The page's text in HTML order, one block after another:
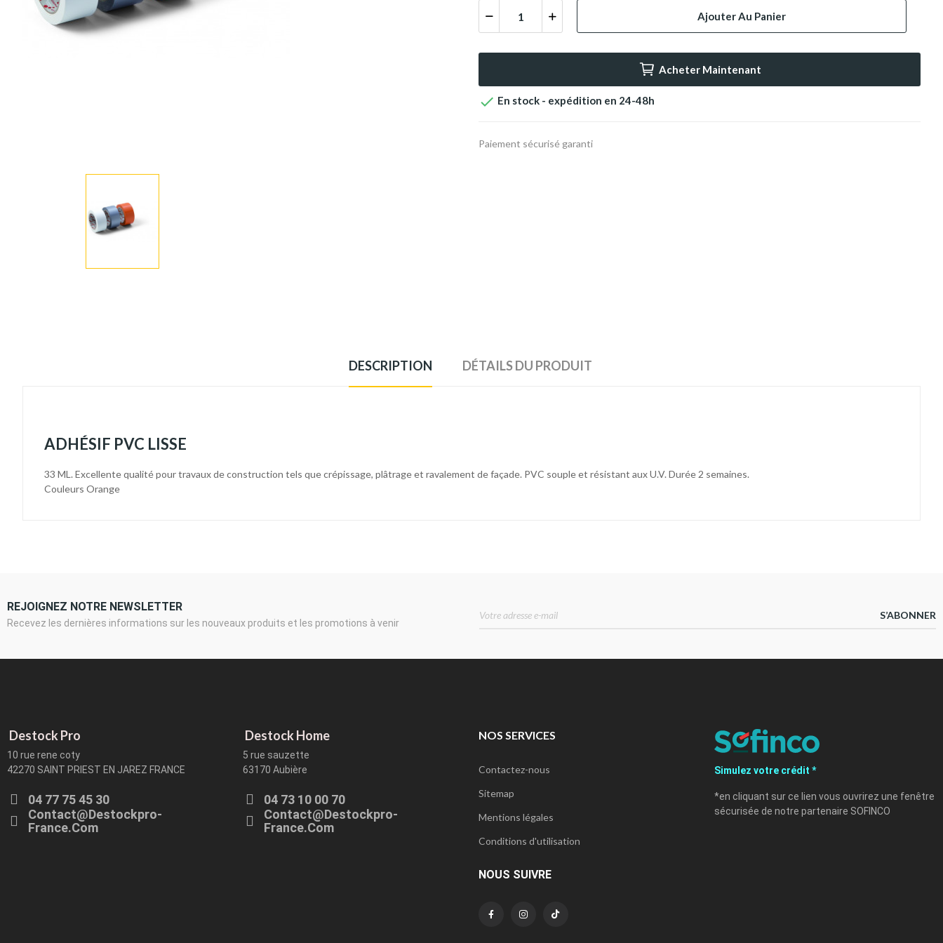
Ajouter Au Panier
Acheter Maintenant
 En stock - expédition en 24-48h
Paiement sécurisé garanti
DESCRIPTION DÉTAILS DU PRODUIT
ADHÉSIF PVC LISSE
33 ML. Excellente qualité pour travaux de construction tels que crépissage, plâtrage et ravalement de façade. PVC souple et résistant aux U.V. Durée 2 semaines.
Couleurs Orange
REJOIGNEZ NOTRE NEWSLETTER
Recevez les dernières informations sur les nouveaux produits et les promotions à venir
S’ABONNER
Destock Pro
10 rue rene coty
42270 SAINT PRIEST EN JAREZ FRANCE
04 77 75 45 30
Contact@destockpro-
France.com
Destock Home
5 rue sauzette
63170 Aubière
04 73 10 00 70
Contact@destockpro-
France.com
NOS SERVICES
Contactez-nous
Sitemap
Mentions légales
Conditions d'utilisation
NOUS SUIVRE
Simulez votre crédit *
*en cliquant sur ce lien vous ouvrirez une fenêtre
sécurisée de notre partenaire SOFINCO